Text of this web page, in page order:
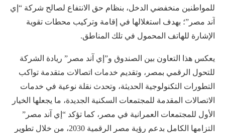
للمواطنين منخفضي الدخل، بنظام حق الانتفاع لصالح شركة “إي
آند مصر”؛ بهدف استغلالها في إقامة وتركيب محطات تقوية
الإشارة للهاتف المحمول في تلك المناطق.
يعكس هذا التعاون بين الصندوق و”إي آند مصر” ريادة الشركة
للتحول الرقمي بمصر، وتقديم خدمات اتصالات متقدمة تواكب
التطورات التكنولوجية الحديثة، وتحدث نقلة نوعية في خدمات
الاتصالات المقدمة للمجتمعات السكنية الجديدة، ما يجعلها الخيار
الأول للمجتمعات العمرانية في مصر، كما تؤكد “إي آند مصر”
التزامها الكامل بدعم رؤية مصر الرقمية 2030، من خلال تطوير